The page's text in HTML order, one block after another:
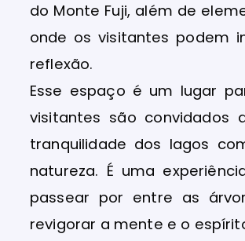
do Monte Fuji, além de
onde os visitantes podem
reflexão.
Esse espaço é um lugar
visitantes são convidados
tranquilidade dos lagos
natureza. É uma
passear por entre as
revigorar a mente e o